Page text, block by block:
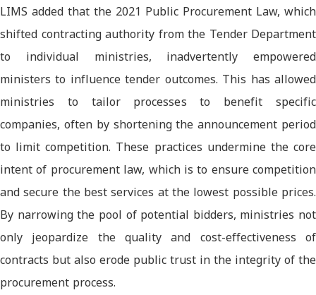
LIMS added that the 2021 Public Procurement Law, which
shifted contracting authority from the Tender Department
to individual ministries, inadvertently empowered
ministers to influence tender outcomes. This has allowed
ministries to tailor processes to benefit specific
companies, often by shortening the announcement period
to limit competition. These practices undermine the core
intent of procurement law, which is to ensure competition
and secure the best services at the lowest possible prices.
By narrowing the pool of potential bidders, ministries not
only jeopardize the quality and cost-effectiveness of
contracts but also erode public trust in the integrity of the
procurement process.